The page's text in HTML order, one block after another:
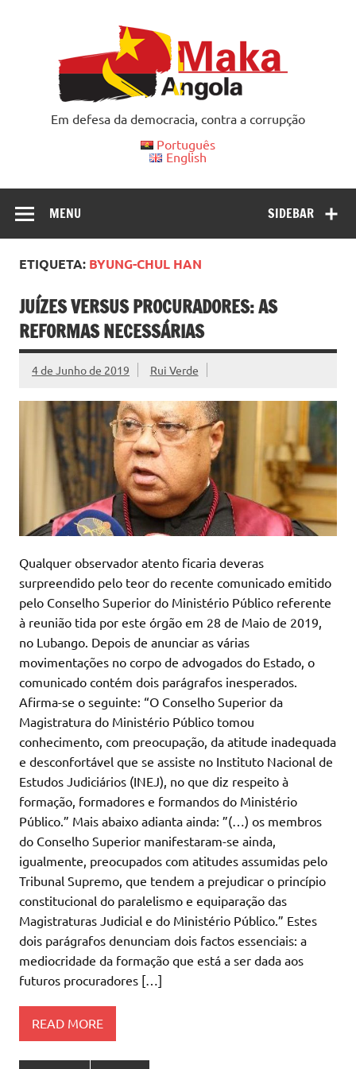
Em defesa da democracia, contra a corrupção
Português
English
SIDEBAR
MENU
ETIQUETA: BYUNG-CHUL HAN
JUÍZES VERSUS PROCURADORES: AS
REFORMAS NECESSÁRIAS
4 de Junho de 2019 Rui Verde
Qualquer observador atento ficaria deveras
surpreendido pelo teor do recente comunicado emitido
pelo Conselho Superior do Ministério Público referente
à reunião tida por este órgão em 28 de Maio de 2019,
no Lubango. Depois de anunciar as várias
movimentações no corpo de advogados do Estado, o
comunicado contém dois parágrafos inesperados.
Afirma-se o seguinte: “O Conselho Superior da
Magistratura do Ministério Público tomou
conhecimento, com preocupação, da atitude inadequada
e desconfortável que se assiste no Instituto Nacional de
Estudos Judiciários (INEJ), no que diz respeito à
formação, formadores e formandos do Ministério
Público.” Mais abaixo adianta ainda: ”(…) os membros
do Conselho Superior manifestaram-se ainda,
igualmente, preocupados com atitudes assumidas pelo
Tribunal Supremo, que tendem a prejudicar o princípio
constitucional do paralelismo e equiparação das
Magistraturas Judicial e do Ministério Público.” Estes
dois parágrafos denunciam dois factos essenciais: a
mediocridade da formação que está a ser dada aos
futuros procuradores […]
READ MORE